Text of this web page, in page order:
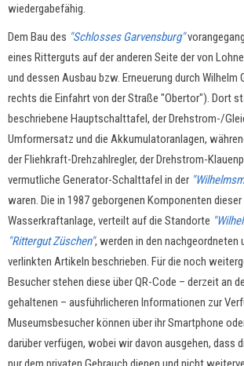
wiedergabefähig.
Dem Bau des "Schlosses Garvensburg"
eines Ritterguts auf der anderen Seite der von
und dessen Ausbau bzw. Erneuerung durch Wilhelm
rechts die Einfahrt von der Straße "Obertor"). Dort
beschriebene Hauptschalttafel, der Drehstrom-/
Umformersatz und die Akkumulatoranlagen,
der Fliehkraft-Drehzahlregler, der Drehstrom-
vermutliche Generator-Schalttafel in der
waren. Die in 1987 geborgenen Komponenten
Wasserkraftanlage, verteilt auf die Standorte
"Rittergut Züschen", werden in den nachgeordneten
verlinkten Artikeln beschrieben. Für die noch
Besucher stehen diese über QR-Code – derzeit an
gehaltenen – ausführlicheren Informationen zur
Museumsbesucher können über ihr Smartphone
darüber verfügen, wobei wir davon ausgehen, dass